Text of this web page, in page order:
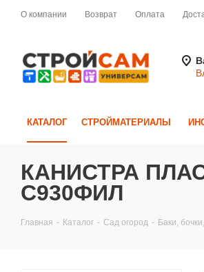
О компании Возврат Оплата
КАТАЛОГ СТРОЙМАТЕРИАЛЫ
КАНИСТРА
С930ФИЛ
Главная - Каталог - Сад огород - Баки,